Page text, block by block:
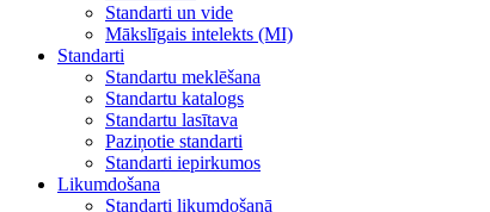
Standarti un vide
Mākslīgais intelekts (MI)
Standarti
Standartu meklēšana
Standartu katalogs
Standartu lasītava
Paziņotie standarti
Standarti iepirkumos
Likumdošana
Standarti likumdošanā